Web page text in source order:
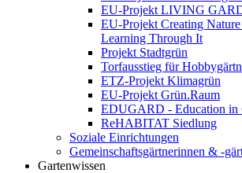
EU-Projekt LIVING
EU-Projekt Creating Nature
Learning Through It
Projekt Stadtgrün
Torfausstieg für
ETZ-Projekt Klimagrün
EU-Projekt Grün.Raum
EDUGARD - Education in
ReHABITAT Siedlung
Soziale Einrichtungen
Gemeinschaftsgärtnerinnen & -
Gartenwissen